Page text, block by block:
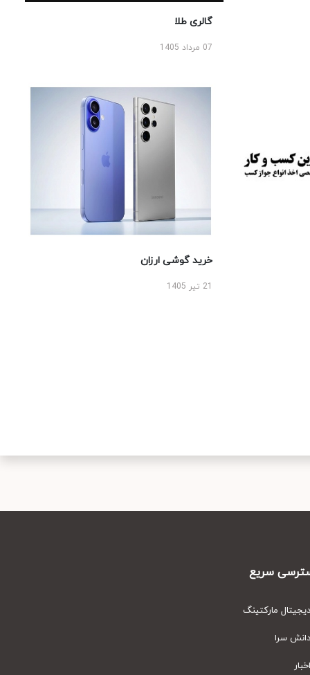
گالری طلا
07 مرداد 1405
خرید گوشی ارزان
سریع
مارکتینگ
سرا